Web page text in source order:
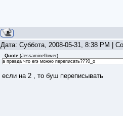
Дата: Суббота, 2008-05-31, 8:38 PM |
Quote(Jessamineflower)
а правда что егэ можно переписать???0_o
если на 2 , то буш переписывать